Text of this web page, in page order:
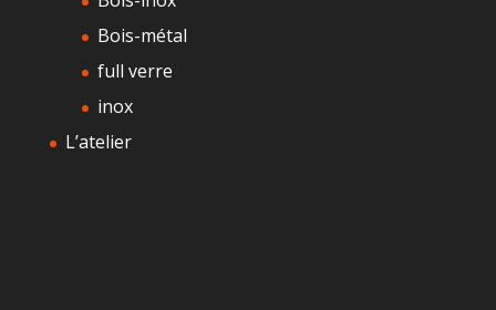
Bois-métal
full verre
inox
L’atelier